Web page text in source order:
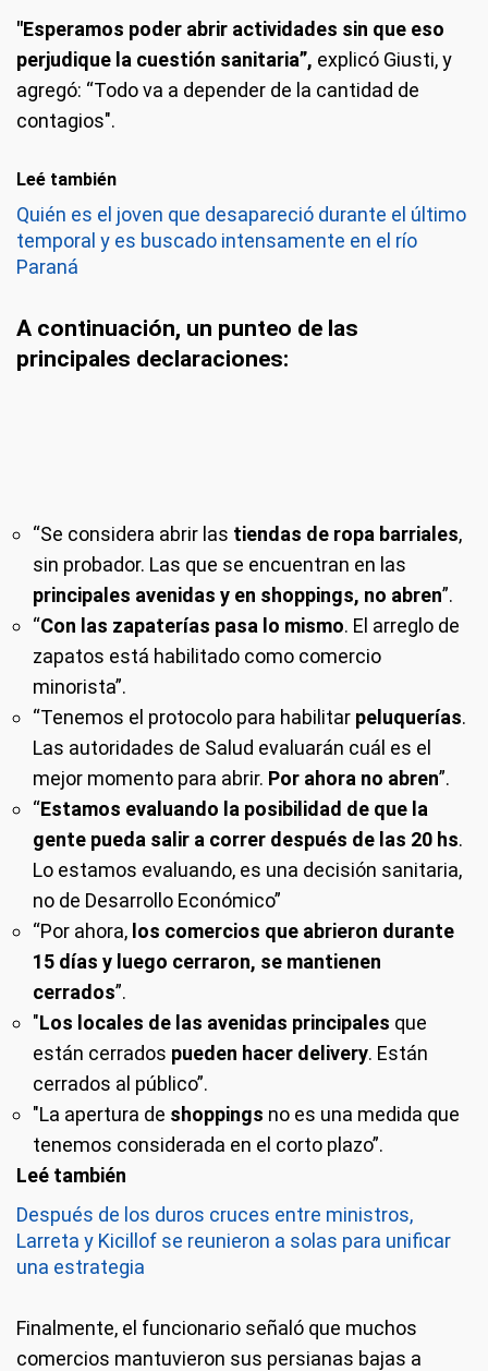
"Esperamos poder abrir actividades sin que eso
perjudique la cuestión sanitaria”, explicó Giusti, y
agregó: “Todo va a depender de la cantidad de
contagios".
Leé también
Quién es el joven que desapareció durante el último
temporal y es buscado intensamente en el río
Paraná
A continuación, un punteo de las
principales declaraciones:
“Se considera abrir las tiendas de ropa barriales,
sin probador. Las que se encuentran en las
principales avenidas y en shoppings, no abren”.
“Con las zapaterías pasa lo mismo. El arreglo de
zapatos está habilitado como comercio
minorista”.
“Tenemos el protocolo para habilitar peluquerías.
Las autoridades de Salud evaluarán cuál es el
mejor momento para abrir. Por ahora no abren”.
“Estamos evaluando la posibilidad de que la
gente pueda salir a correr después de las 20 hs.
Lo estamos evaluando, es una decisión sanitaria,
no de Desarrollo Económico”
“Por ahora, los comercios que abrieron durante
15 días y luego cerraron, se mantienen
cerrados”.
"Los locales de las avenidas principales que
están cerrados pueden hacer delivery. Están
cerrados al público”.
"La apertura de shoppings no es una medida que
tenemos considerada en el corto plazo”.
Después de los duros cruces entre ministros,
Larreta y Kicillof se reunieron a solas para unificar
una estrategia
Finalmente, el funcionario señaló que muchos
comercios mantuvieron sus persianas bajas a